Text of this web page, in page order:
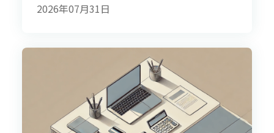
2026年07月31日